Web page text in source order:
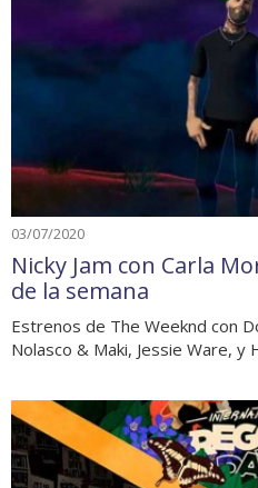
03/07/2020
Nicky Jam con Carla
de la semana
Estrenos de The Weeknd con
Nolasco & Maki, Jessie Ware,